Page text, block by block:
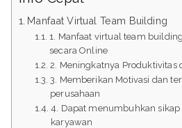
Manfaat Virtual Team Building
1. Manfaat virtual team
secara Online
2. Meningkatnya Produktivitas
3. Memberikan Motivasi dan
perusahaan
4. Dapat menumbuhkan
karyawan